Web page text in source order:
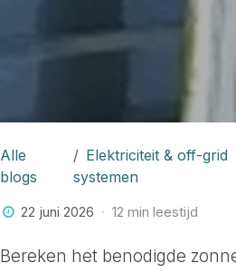
Alle
blogs
Elektriciteit & off-grid
systemen
22 juni 2026 12 min leestijd
Bereken het benodigde